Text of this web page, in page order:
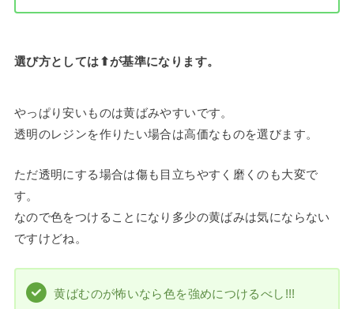
選び方としては⬆︎が基準になります。
やっぱり安いものは黄ばみやすいです。
透明のレジンを作りたい場合は高価なものを選びます。
ただ透明にする場合は傷も目立ちやすく磨くのも大変で
す。
なので色をつけることになり多少の黄ばみは気にならない
ですけどね。
黄ばむのが怖いなら色を強めにつけるべし!!!